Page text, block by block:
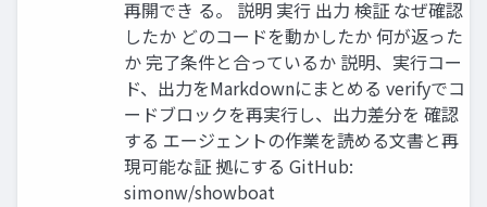
再開でき る。 説明 実行 出力 検証 なぜ確認
したか どのコードを動かしたか 何が返った
か 完了条件と合っているか 説明、実行コー
ド、出力をMarkdownにまとめる verifyでコ
ードブロックを再実行し、出力差分を 確認
する エージェントの作業を読める文書と再
現可能な証 拠にする GitHub:
simonw/showboat